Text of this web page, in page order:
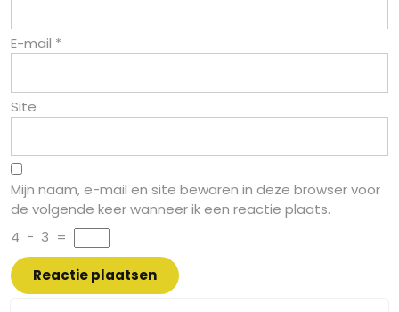
E-mail *
Site
Mijn naam, e-mail en site bewaren in deze browser voor
de volgende keer wanneer ik een reactie plaats.
4 − 3 =